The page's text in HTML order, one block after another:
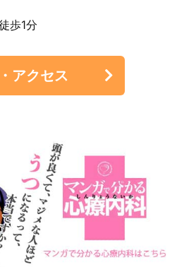
歩1分
アクセス